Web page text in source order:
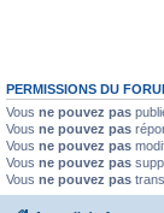
PERMISSIONS DU
Vous ne pouvez pas
Vous ne pouvez pas
Vous ne pouvez pas
Vous ne pouvez pas
Vous ne pouvez pas